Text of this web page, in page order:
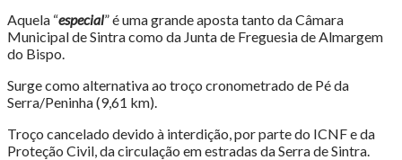
Aquela “especial” é uma grande aposta tanto da Câmara
Municipal de Sintra como da Junta de Freguesia de Almargem
do Bispo.
Surge como alternativa ao troço cronometrado de Pé da
Serra/Peninha (9,61 km).
Troço cancelado devido à interdição, por parte do ICNF e da
Proteção Civil, da circulação em estradas da Serra de Sintra.